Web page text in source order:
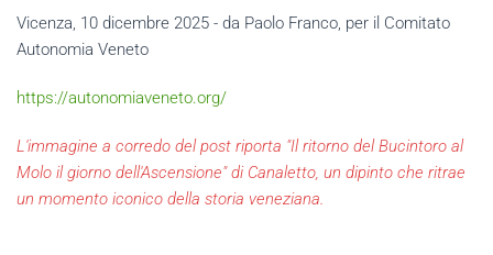
Vicenza, 10 dicembre 2025 - da Paolo Franco, per il Comitato
Autonomia Veneto
https://autonomiaveneto.org/
L'immagine a corredo del post riporta "Il ritorno del Bucintoro al
Molo il giorno dell'Ascensione" di Canaletto, un dipinto che ritrae
un momento iconico della storia veneziana.